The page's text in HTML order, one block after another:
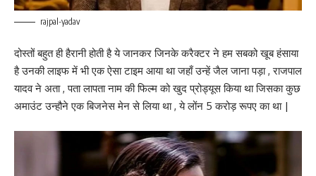
rajpal-yadav
दोस्तों बहुत ही हैरानी होती है ये जानकर जिनके करैक्टर ने हम सबको खूब हंसाया
है उनकी लाइफ में भी एक ऐसा टाइम आया था जहाँ उन्हें जैल जाना पड़ा , राजपाल
यादव ने अता , पता लापता नाम की फिल्म को खुद प्रोड्यूस किया था जिसका कुछ
अमाउंट उन्हौने एक बिजनेस मेन से लिया था , ये लोंन 5 करोड़ रूपए का था |